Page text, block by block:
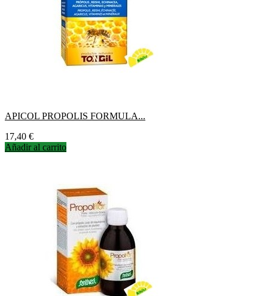
APICOL PROPOLIS FORMULA...
Precio
17,40 €
Añadir al carrito